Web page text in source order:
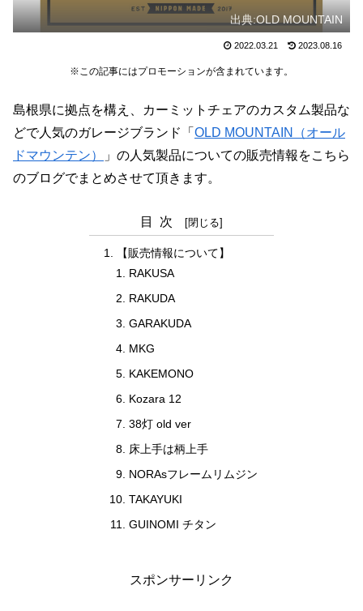
出典:OLD MOUNTAIN
2022.03.21 2023.08.16
※この記事にはプロモーションが含まれています。
島根県に拠点を構え、カーミットチェアのカスタム製品な
どで人気のガレージブランド「 OLD MOUNTAIN（オール
ドマウンテン）
」の人気製品についての販売情報をこちら
のブログでまとめさせて頂きます。
目次
【販売情報について】
RAKUSA
RAKUDA
GARAKUDA
MKG
KAKEMONO
Kozara 12
38灯 old ver
床上手は柄上手
NORAsフレームリムジン
TAKAYUKI
GUINOMI チタン
スポンサーリンク